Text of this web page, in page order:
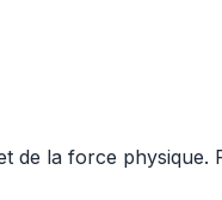
de la force physique.